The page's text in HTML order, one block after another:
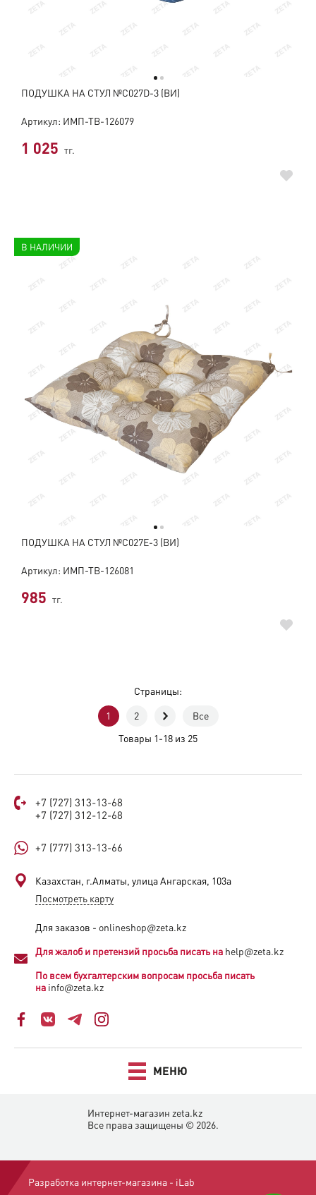
ПОДУШКА НА СТУЛ №C027D-3 (ВИ)
Артикул: ИМП-ТВ-126079
1 025 тг.
В НАЛИЧИИ
ПОДУШКА НА СТУЛ №C027E-3 (ВИ)
Артикул: ИМП-ТВ-126081
985 тг.
Страницы:
1 2 Все
Товары 1-18 из 25
+7 (727) 313-13-68
+7 (727) 312-12-68
+7 (777) 313-13-66
Казахстан, г.Алматы, улица Ангарская, 103а​
Посмотреть карту
Для заказов - onlineshop@zeta.kz
Для жалоб и претензий просьба писать на help@zeta.kz
По всем бухгалтерским вопросам просьба писать
на info@zeta.kz
МЕНЮ
Интернет-магазин zeta.kz
Все права защищены © 2026.
Разработка интернет-магазина - iLab